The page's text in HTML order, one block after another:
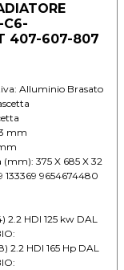
C6-
407-607-807
Alluminio Brasato
mm
375 X 685 X 32
133369 9654674480
2.2 HDI 125 kw DAL
2.2 HDI 165 Hp DAL